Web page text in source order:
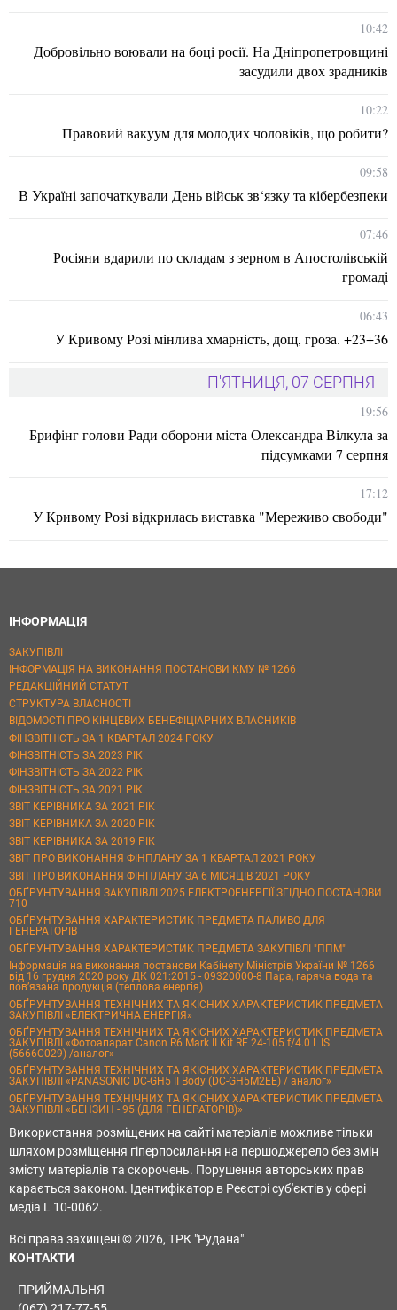
10:42
Добровільно воювали на боці росії. На Дніпропетровщині
засудили двох зрадників
10:22
Правовий вакуум для молодих чоловіків, що робити?
09:58
В Україні започаткували День військ зв‘язку та кібербезпеки
07:46
Росіяни вдарили по складам з зерном в Апостолівській
громаді
06:43
У Кривому Розі мінлива хмарність, дощ, гроза. +23+36
П'ЯТНИЦЯ, 07 СЕРПНЯ
19:56
Брифінг голови Ради оборони міста Олександра Вілкула за
підсумками 7 серпня
17:12
У Кривому Розі відкрилась виставка "Мереживо свободи"
ІНФОРМАЦІЯ
ЗАКУПІВЛІ
ІНФОРМАЦІЯ НА ВИКОНАННЯ ПОСТАНОВИ КМУ № 1266
РЕДАКЦІЙНИЙ СТАТУТ
СТРУКТУРА ВЛАСНОСТІ
ВІДОМОСТІ ПРО КІНЦЕВИХ БЕНЕФІЦІАРНИХ ВЛАСНИКІВ
ФІНЗВІТНІСТЬ ЗА 1 КВАРТАЛ 2024 РОКУ
ФІНЗВІТНІСТЬ ЗА 2023 РІК
ФІНЗВІТНІСТЬ ЗА 2022 РІК
ФІНЗВІТНІСТЬ ЗА 2021 РІК
ЗВІТ КЕРІВНИКА ЗА 2021 РІК
ЗВІТ КЕРІВНИКА ЗА 2020 РІК
ЗВІТ КЕРІВНИКА ЗА 2019 РІК
ЗВІТ ПРО ВИКОНАННЯ ФІНПЛАНУ ЗА 1 КВАРТАЛ 2021 РОКУ
ЗВІТ ПРО ВИКОНАННЯ ФІНПЛАНУ ЗА 6 МІСЯЦІВ 2021 РОКУ
ОБҐРУНТУВАННЯ ЗАКУПІВЛІ 2025 ЕЛЕКТРОЕНЕРГІЇ ЗГІДНО ПОСТАНОВИ
710
ОБҐРУНТУВАННЯ ХАРАКТЕРИСТИК ПРЕДМЕТА ПАЛИВО ДЛЯ
ГЕНЕРАТОРІВ
ОБҐРУНТУВАННЯ ХАРАКТЕРИСТИК ПРЕДМЕТА ЗАКУПІВЛІ "ППМ"
Інформація на виконання постанови Кабінету Міністрів України № 1266
від 16 грудня 2020 року ДК 021:2015 - 09320000-8 Пара, гаряча вода та
пов’язана продукція (теплова енергія)
ОБҐРУНТУВАННЯ ТЕХНІЧНИХ ТА ЯКІСНИХ ХАРАКТЕРИСТИК ПРЕДМЕТА
ЗАКУПІВЛІ «ЕЛЕКТРИЧНА ЕНЕРГІЯ»
ОБҐРУНТУВАННЯ ТЕХНІЧНИХ ТА ЯКІСНИХ ХАРАКТЕРИСТИК ПРЕДМЕТА
ЗАКУПІВЛІ «Фотоапарат Canon R6 Mark II Kit RF 24-105 f/4.0 L IS
(5666C029) /аналог»
ОБҐРУНТУВАННЯ ТЕХНІЧНИХ ТА ЯКІСНИХ ХАРАКТЕРИСТИК ПРЕДМЕТА
ЗАКУПІВЛІ «PANASONIC DC-GH5 II Body (DC-GH5M2EE) / аналог»
ОБҐРУНТУВАННЯ ТЕХНІЧНИХ ТА ЯКІСНИХ ХАРАКТЕРИСТИК ПРЕДМЕТА
ЗАКУПІВЛІ «БЕНЗИН - 95 (ДЛЯ ГЕНЕРАТОРІВ)»
Використання розміщених на сайті матеріалів можливе тільки
шляхом розміщення гіперпосилання на першоджерело без змін
змісту матеріалів та скорочень. Порушення авторських прав
карається законом. Ідентифікатор в Реєстрі суб'єктів у сфері
медіа L 10-0062.
Всі права захищені © 2026, ТРК "Рудана"
КОНТАКТИ
ПРИЙМАЛЬНЯ